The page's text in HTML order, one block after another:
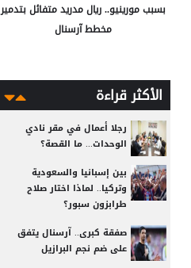
بسبب مورينيو.. ريال مدريد متفائل بتدمير
مخطط آرسنال
الأكثر قراءة
رجلا أعمال في مقر نادي
الوحدات... ما القصة؟
بين إسبانيا والسعودية
وتركيا.. لماذا اختار صلاح
طرابزون سبور؟
صفقة كبرى.. آرسنال يتفق
على ضم نجم البرازيل